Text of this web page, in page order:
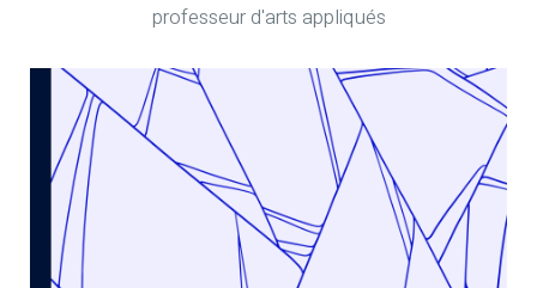
professeur d'arts appliqués